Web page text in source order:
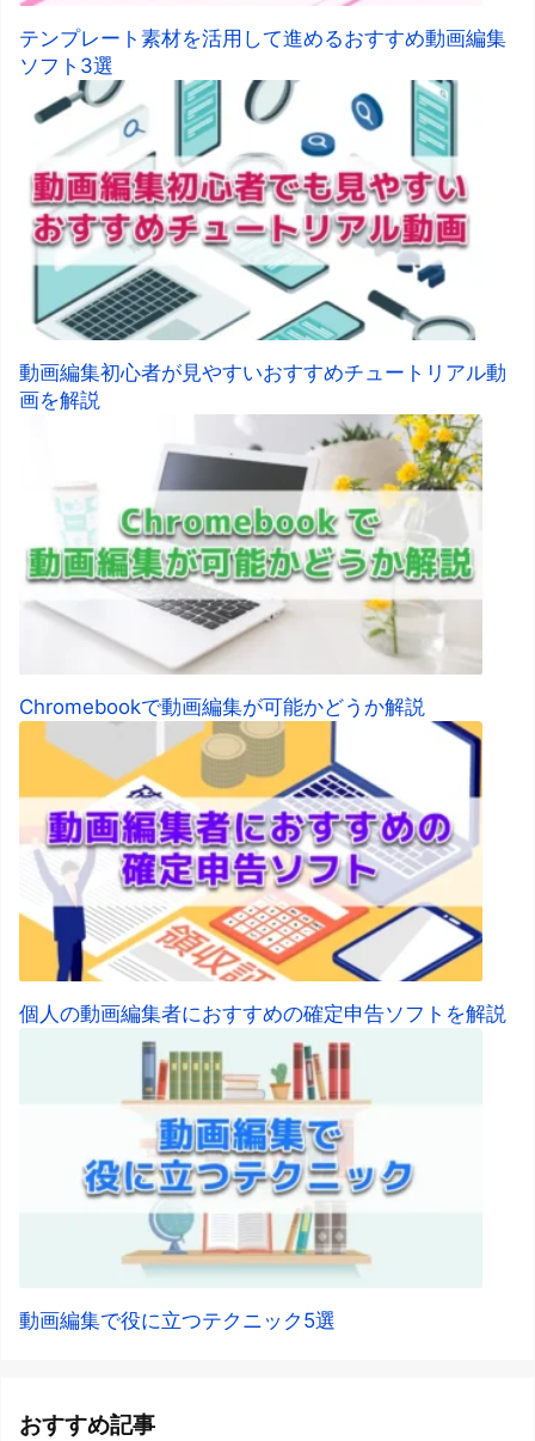
テンプレート素材を活用して進めるおすすめ動画編集
ソフト3選
動画編集初心者が見やすいおすすめチュートリアル動
画を解説
Chromebookで動画編集が可能かどうか解説
個人の動画編集者におすすめの確定申告ソフトを解説
動画編集で役に立つテクニック5選
おすすめ記事